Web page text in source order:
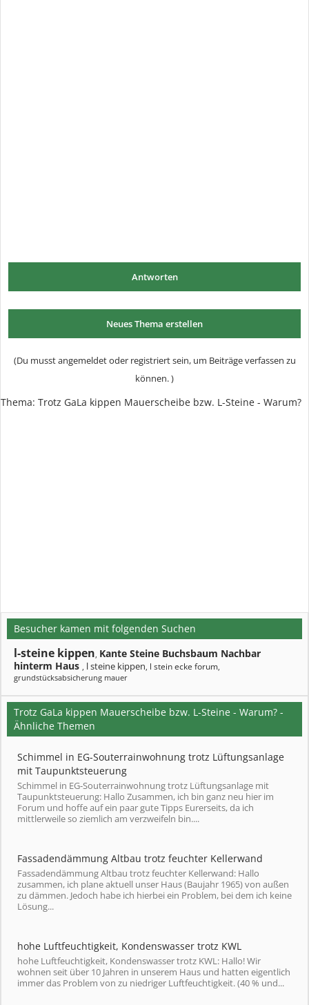
Antworten
Neues Thema erstellen
(Du musst angemeldet oder registriert sein, um Beiträge verfassen zu
können. )
Thema: Trotz GaLa kippen Mauerscheibe bzw. L-Steine - Warum?
Besucher kamen mit folgenden Suchen
l-steine kippen, Kante Steine Buchsbaum Nachbar
hinterm Haus , l steine kippen, l stein ecke forum,
grundstücksabsicherung mauer
Trotz GaLa kippen Mauerscheibe bzw. L-Steine - Warum? -
Ähnliche Themen
Schimmel in EG-Souterrainwohnung trotz Lüftungsanlage
mit Taupunktsteuerung
Schimmel in EG-Souterrainwohnung trotz Lüftungsanlage mit
Taupunktsteuerung: Hallo Zusammen, ich bin ganz neu hier im
Forum und hoffe auf ein paar gute Tipps Eurerseits, da ich
mittlerweile so ziemlich am verzweifeln bin....
Fassadendämmung Altbau trotz feuchter Kellerwand
Fassadendämmung Altbau trotz feuchter Kellerwand: Hallo
zusammen, ich plane aktuell unser Haus (Baujahr 1965) von außen
zu dämmen. Jedoch habe ich hierbei ein Problem, bei dem ich keine
Lösung...
hohe Luftfeuchtigkeit, Kondenswasser trotz KWL
hohe Luftfeuchtigkeit, Kondenswasser trotz KWL: Hallo! Wir
wohnen seit über 10 Jahren in unserem Haus und hatten eigentlich
immer das Problem von zu niedriger Luftfeuchtigkeit. (40 % und...